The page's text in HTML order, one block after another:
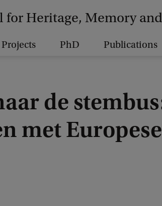
for Heritage, Memory
PhD Publications
de
met Europese